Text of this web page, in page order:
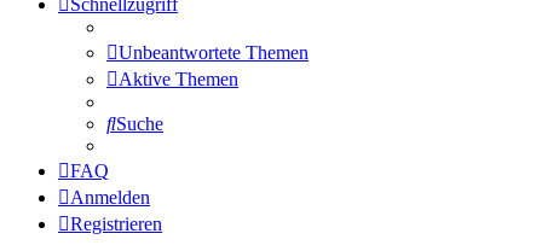
Schnellzugriff
Unbeantwortete Themen
Aktive Themen
Suche
FAQ
Anmelden
Registrieren